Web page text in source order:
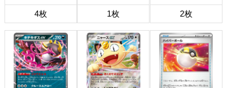
4枚 1枚 2枚